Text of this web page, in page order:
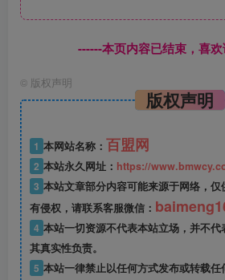
------本页内容已结束，喜
© 版权声明
版权声明
1 本网站名称： 百盟网
2 本站永久网址： https://
3 本站文章部分内容可能来源于网络，
有侵权，请联系客服微信：
4 本站一切资源不代表本站立场，并不
其真实性负责。
5 本站一律禁止以任何方式发布或转载